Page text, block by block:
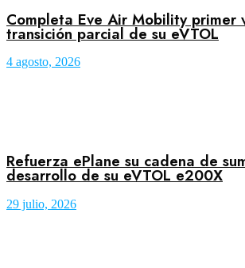
Completa Eve Air Mobility primer
transición parcial de su eVTOL
4 agosto, 2026
Refuerza ePlane su cadena de
desarrollo de su eVTOL e200X
29 julio, 2026